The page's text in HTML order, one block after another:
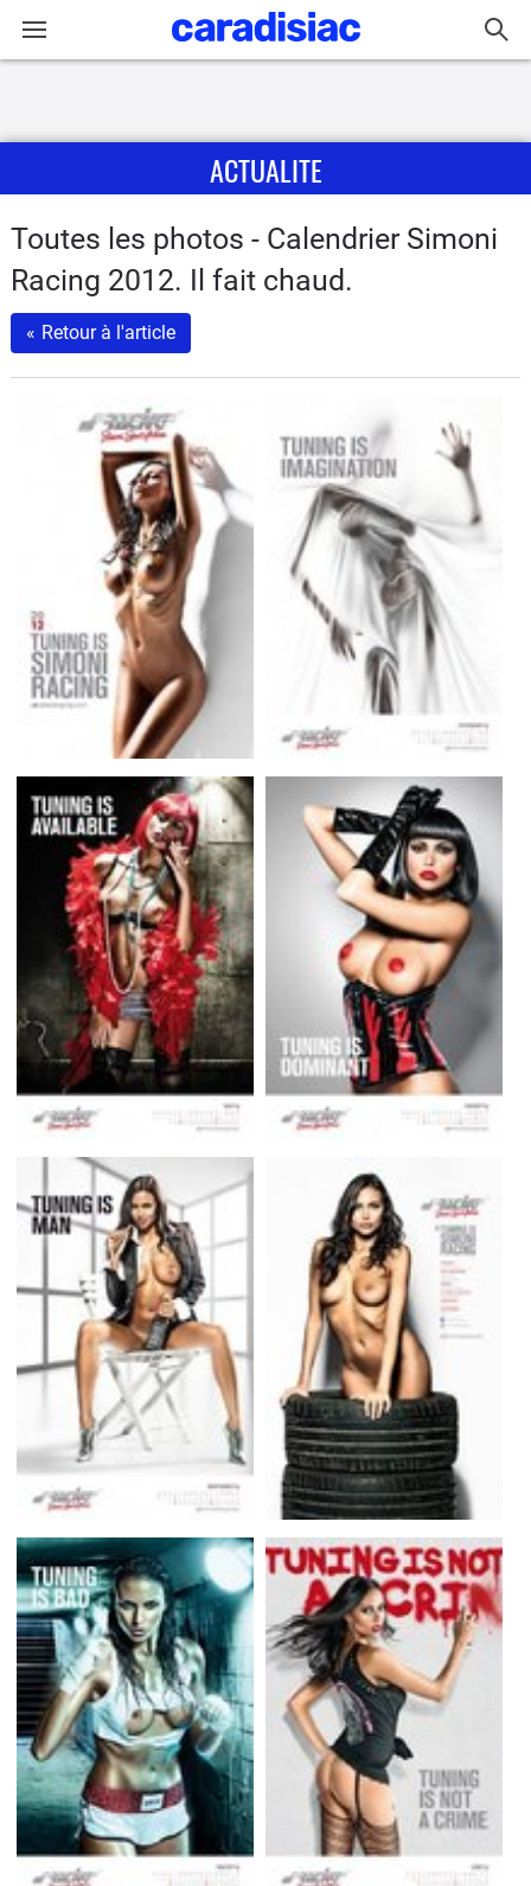
Actu
Essais
Guide
d'achat
Electriques
Services
Forum
Moto
Marques
ACTUALITE
Toutes les photos - Calendrier Simoni
Racing 2012. Il fait chaud.
« Retour à l'article